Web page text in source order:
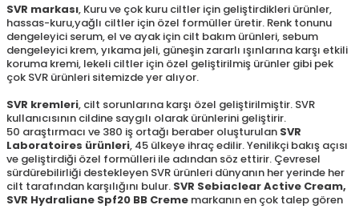
SVR markası, Kuru ve çok kuru ciltler için geliştirdikleri ürünler,
hassas-kuru,yağlı ciltler için özel formüller üretir. Renk tonunu
dengeleyici serum, el ve ayak için cilt bakım ürünleri, sebum
dengeleyici krem, yıkama jeli, güneşin zararlı ışınlarına karşı etkili
koruma kremi, lekeli ciltler için özel geliştirilmiş ürünler gibi pek
çok SVR ürünleri sitemizde yer alıyor.
SVR kremleri, cilt sorunlarına karşı özel geliştirilmiştir. SVR
kullanıcısının cildine saygılı olarak ürünlerini geliştirir.
50 araştırmacı ve 380 iş ortağı beraber oluşturulan SVR
Laboratoires ürünleri, 45 ülkeye ihraç edilir. Yenilikçi bakış açısı
ve geliştirdiği özel formülleri ile adından söz ettirir. Çevresel
sürdürebilirliği destekleyen SVR ürünleri dünyanın her yerinde her
cilt tarafından karşılığını bulur. SVR Sebiaclear Active Cream,
SVR Hydraliane Spf20 BB Creme markanın en çok talep gören